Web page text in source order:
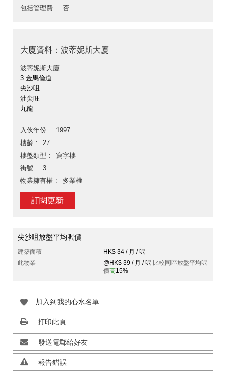
包括管理費
否
大廈資料：波蒂妮斯大廈
波蒂妮斯大廈
3 金馬倫道
尖沙咀
油尖旺
九龍
入伙年份
1997
樓齡
27
樓盤類型
寫字樓
街號
3
物業擁有權
多業權
訂閱更新
尖沙咀放盤平均呎價
建築面積
HK$ 34 / 月 / 呎
此物業
@HK$ 39 / 月 / 呎 比較同區放盤平均呎
價高15%
加入到我的心水名單
打印此頁
發送電郵給好友
報告錯誤